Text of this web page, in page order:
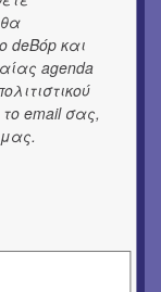
Air Film
Αρχαίου
deBόp και
agenda
email σας,
μας.